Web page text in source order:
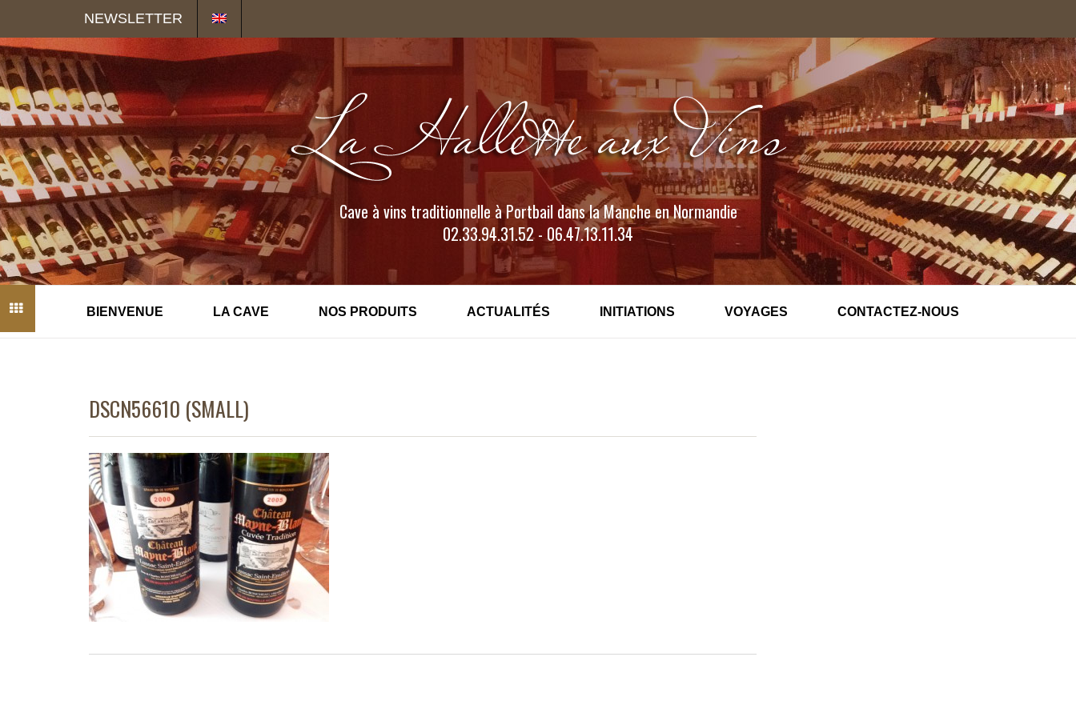
NEWSLETTER
Cave à vins traditionnelle à Portbail dans la Manche en Normandie
02.33.94.31.52 - 06.47.13.11.34
BIENVENUE LA CAVE NOS PRODUITS ACTUALITÉS INITIATIONS VOYAGES CONTACTEZ-NOUS
DSCN56610 (SMALL)
Panneau de gestion des cookies